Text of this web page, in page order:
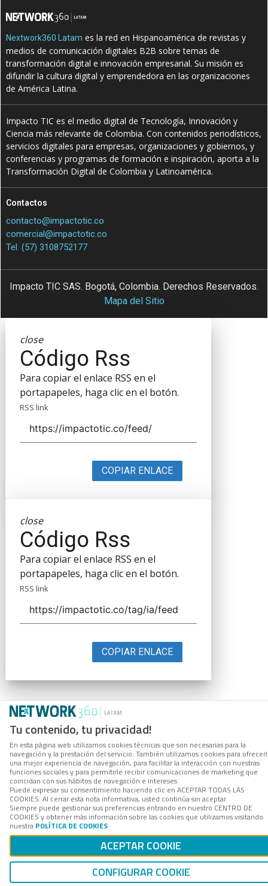
Tu contenido, tu privacidad!
En esta página web utilizamos cookies técnicas que son necesarias para la
navegación y la prestación del servicio. También utilizamos cookies para
una mejor experiencia de navegación, para facilitar la interacción con nuestras
funciones sociales y para permitirle recibir comunicaciones de marketing que
coincidan con sus hábitos de navegación e intereses.
Puede expresar su consentimiento haciendo clic en ACEPTAR TODAS LAS
COOKIES. Al cerrar esta nota informativa, usted continúa sin aceptar.
Siempre puede gestionar sus preferencias entrando en nuestro CENTRO DE
COOKIES y obtener más información sobre las cookies que utilizamos visitando
nuestra POLÍTICA DE COOKIES.
ACEPTAR COOKIE
CONFIGURAR COOKIE
Nextwork360 Latam es la red en Hispanoamérica de revistas y
medios de comunicación digitales B2B sobre temas de
transformación digital e innovación empresarial. Su misión es
difundir la cultura digital y emprendedora en las organizaciones
de América Latina.
Impacto TIC es el medio digital de Tecnología, Innovación y
Ciencia más relevante de Colombia. Con contenidos periodísticos,
servicios digitales para empresas, organizaciones y gobiernos, y
conferencias y programas de formación e inspiración, aporta a la
Transformación Digital de Colombia y Latinoamérica.
Contactos
contacto@impactotic.co
comercial@impactotic.co
Tel. (57) 3108752177
Impacto TIC SAS. Bogotá, Colombia. Derechos Reservados.
Mapa del Sitio
close
Código Rss
Para copiar el enlace RSS en el
portapapeles, haga clic en el botón.
RSS link
COPIAR ENLACE
close
Código Rss
Para copiar el enlace RSS en el
portapapeles, haga clic en el botón.
RSS link
COPIAR ENLACE